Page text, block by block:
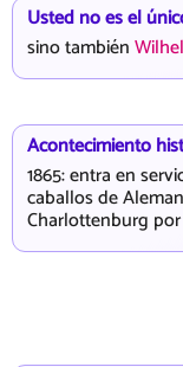
Usted no es el
sino también
Acontecimiento
1865: entra en
caballos de
Charlottenburg